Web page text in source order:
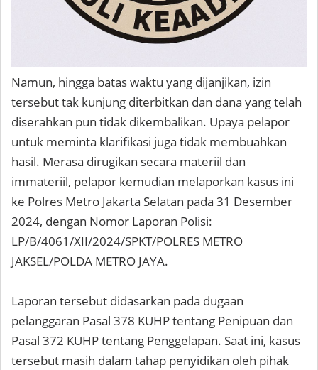
Namun, hingga batas waktu yang dijanjikan, izin
tersebut tak kunjung diterbitkan dan dana yang telah
diserahkan pun tidak dikembalikan. Upaya pelapor
untuk meminta klarifikasi juga tidak membuahkan
hasil. Merasa dirugikan secara materiil dan
immateriil, pelapor kemudian melaporkan kasus ini
ke Polres Metro Jakarta Selatan pada 31 Desember
2024, dengan Nomor Laporan Polisi:
LP/B/4061/XII/2024/SPKT/POLRES METRO
JAKSEL/POLDA METRO JAYA.
Laporan tersebut didasarkan pada dugaan
pelanggaran Pasal 378 KUHP tentang Penipuan dan
Pasal 372 KUHP tentang Penggelapan. Saat ini, kasus
tersebut masih dalam tahap penyidikan oleh pihak